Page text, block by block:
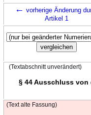
← vorherige Änderung
Artikel 1
(Textabschnitt unverändert)
§ 44 Ausschluss
(Text alte Fassung)